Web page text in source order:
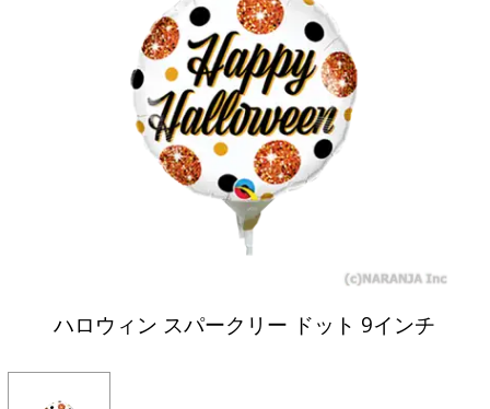
ハロウィン スパークリー ドット 9インチ